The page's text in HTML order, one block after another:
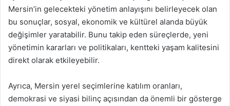
Mersin’in gelecekteki yönetim anlayışını belirleyecek olan
bu sonuçlar, sosyal, ekonomik ve kültürel alanda büyük
değişimler yaratabilir. Bunu takip eden süreçlerde, yeni
yönetimin kararları ve politikaları, kentteki yaşam kalitesini
direkt olarak etkileyebilir.
Ayrıca, Mersin yerel seçimlerine katılım oranları,
demokrasi ve siyasi bilinç açısından da önemli bir gösterge